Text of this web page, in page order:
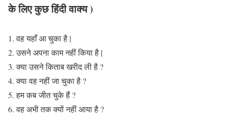
के लिए कुछ हिंदी वाक्य )
वह यहाँ आ चुका है |
उसने अपना काम नहीं किया है |
क्या उसने किताब खरीद ली है ?
क्या वह नहीं जा चुका है ?
हम कब जीत चुके हैं ?
वह अभी तक क्यों नहीं आया है ?